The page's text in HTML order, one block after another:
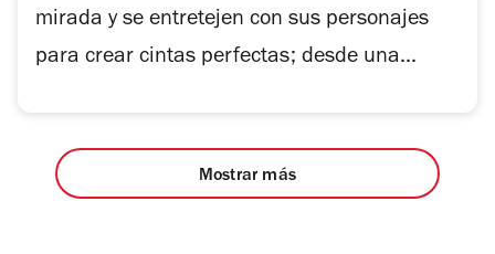
mirada y se entretejen con sus personajes
para crear cintas perfectas; desde una...
Mostrar más